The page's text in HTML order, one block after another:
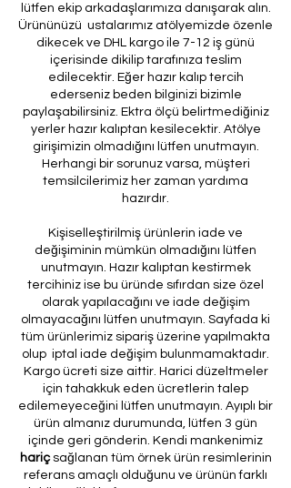
lütfen ekip arkadaşlarımıza danışarak alın.
Ürününüzü ustalarımız atölyemizde özenle
dikecek ve DHL kargo ile 7-12 iş günü
içerisinde dikilip tarafınıza teslim
edilecektir. Eğer hazır kalıp tercih
ederseniz beden bilginizi bizimle
paylaşabilirsiniz. Ektra ölçü belirtmediğiniz
yerler hazır kalıptan kesilecektir. Atölye
girişimizin olmadığını lütfen unutmayın.
Herhangi bir sorunuz varsa, müşteri
temsilcilerimiz her zaman yardıma
hazırdır.
Kişiselleştirilmiş ürünlerin iade ve
değişiminin mümkün olmadığını lütfen
unutmayın. Hazır kalıptan kestirmek
tercihiniz ise bu üründe sıfırdan size özel
olarak yapılacağını ve iade değişim
olmayacağını lütfen unutmayın. Sayfada ki
tüm ürünlerimiz sipariş üzerine yapılmakta
olup iptal iade değişim bulunmamaktadır.
Kargo ücreti size aittir. Harici düzeltmeler
için tahakkuk eden ücretlerin talep
edilemeyeceğini lütfen unutmayın. Ayıplı bir
ürün almanız durumunda, lütfen 3 gün
içinde geri gönderin. Kendi mankenimiz
hariçsağlanan tüm örnek ürün resimlerinin
referans amaçlı olduğunu ve ürünün farklı